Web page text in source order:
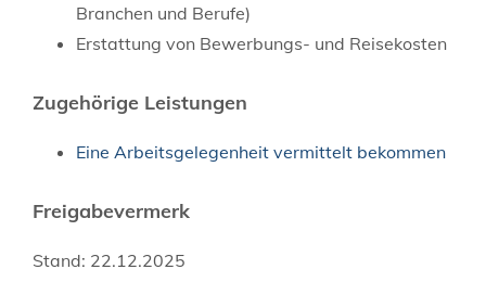
Branchen und Berufe)
Erstattung von Bewerbungs- und Reisekosten
Zugehörige Leistungen
Eine Arbeitsgelegenheit vermittelt bekommen
Freigabevermerk
Stand: 22.12.2025